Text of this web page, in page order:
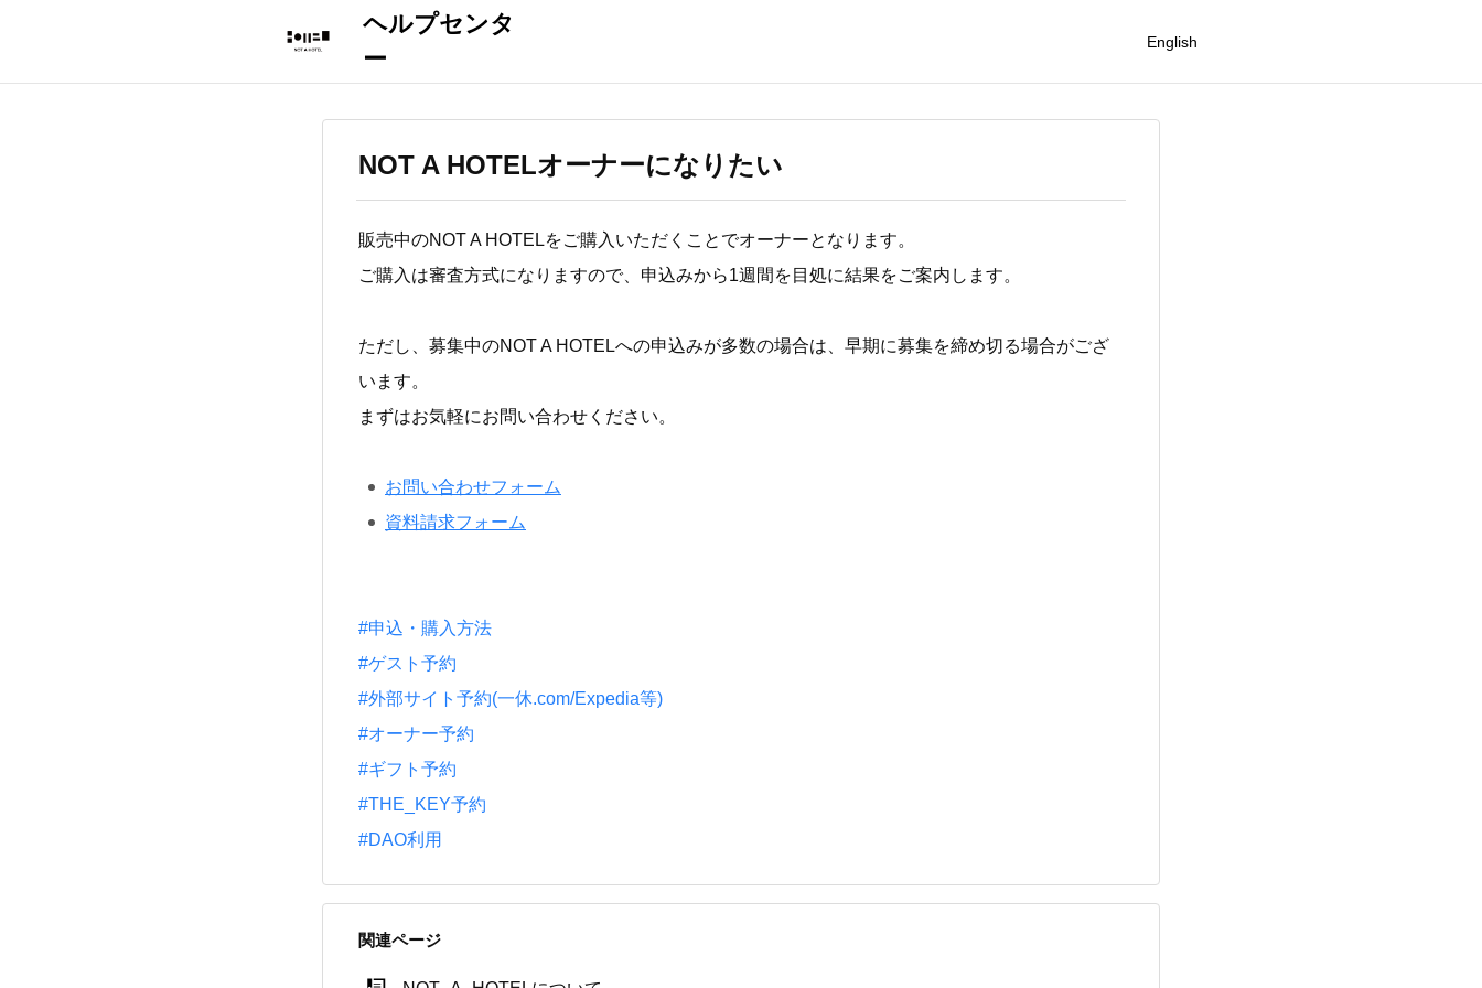
English
NOT A HOTELオーナーになりたい
販売中のNOT A HOTELをご購入いただくことでオーナーとなります。
ご購入は審査方式になりますので、申込みから1週間を目処に結果をご案内します。
ただし、募集中のNOT A HOTELへの申込みが多数の場合は、早期に募集を締め切る場合がござ
います。
まずはお気軽にお問い合わせください。
お問い合わせフォーム
資料請求フォーム
#申込・購入方法
#ゲスト予約
#外部サイト予約(一休.com/Expedia等)
#オーナー予約
#ギフト予約
#THE_KEY予約
#DAO利用
関連ページ